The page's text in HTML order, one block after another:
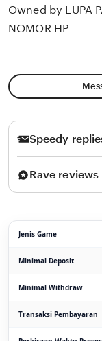
Owned by LUPA
NOMOR HP
Speedy
Rave reviews
Jenis Game
Minimal Deposit
Minimal Withdraw
Transaksi Pembayaran